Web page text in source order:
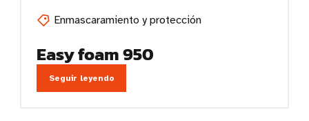
Enmascaramiento y protección
Easy foam 950
Seguir leyendo